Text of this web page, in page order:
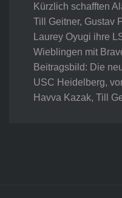
Kürzlich schafften
Till Geitner, Gustav
Laurey Oyugi ihre
Wieblingen mit
Beitragsbild: Die
USC Heidelberg,
Havva Kazak, Till